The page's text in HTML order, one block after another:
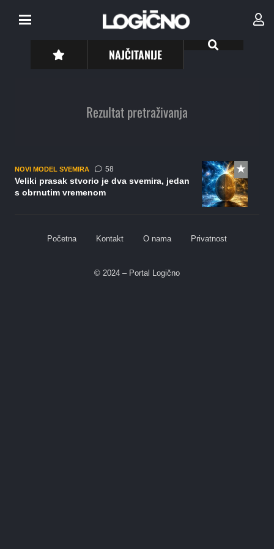
NAJČITANIJE
Rezultat pretraživanja
NOVI MODEL SVEMIRA 58komentara
Veliki prasak stvorio je dva svemira, jedan
s obrnutim vremenom
Početna Kontakt O nama Privatnost
© 2024 – Portal Logično